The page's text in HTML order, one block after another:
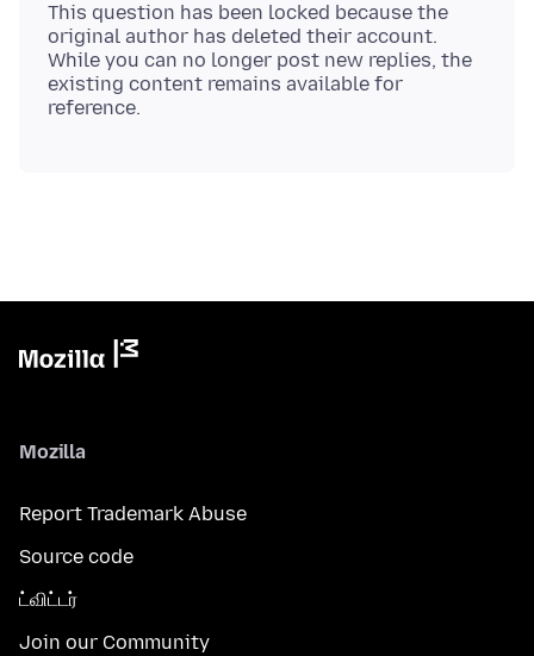
This question has been locked because the
original author has deleted their account.
While you can no longer post new replies, the
existing content remains available for
Mozilla
Report Trademark Abuse
Source code
ட்விட்டர்
Join our Community